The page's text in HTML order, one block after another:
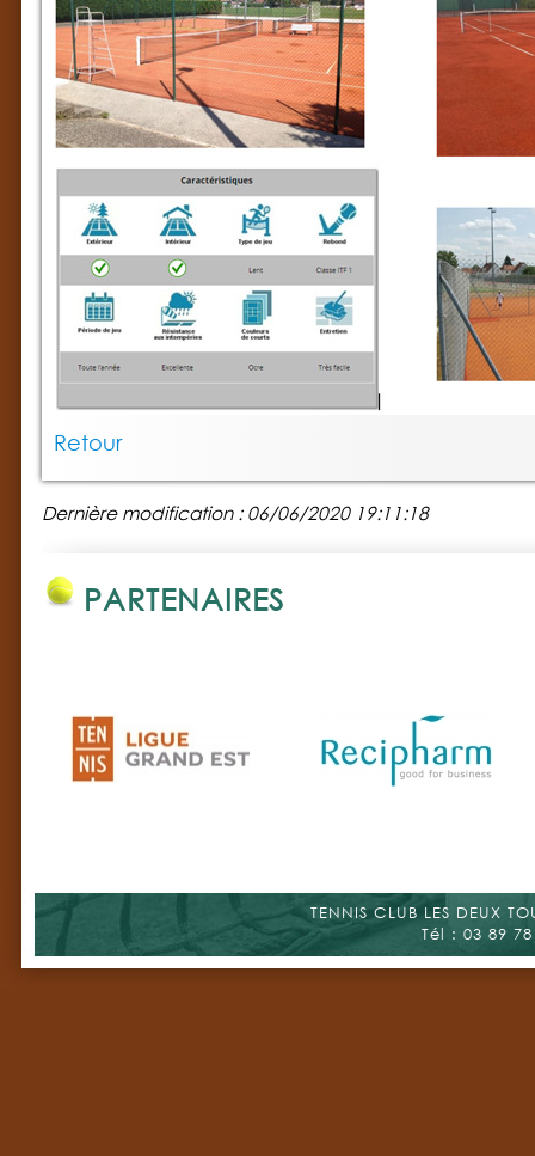
Retour
Dernière modification : 06/06/2020 19:11:18
PARTENAIRES
TENNIS CLUB LES DEUX
Tél : 03 89